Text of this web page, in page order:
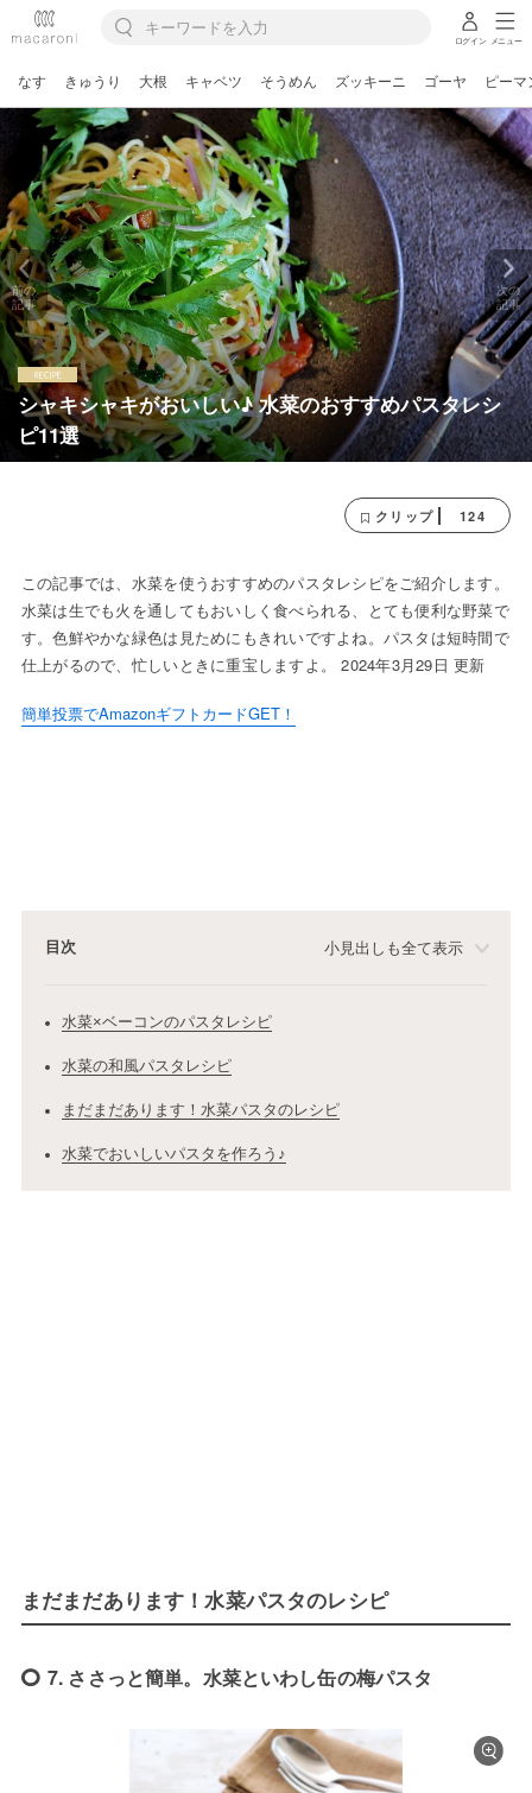
ログイン メニュー
なす きゅうり 大根 キャベツ そうめん ズッキーニ ゴーヤ ピーマ
シャキシャキがおいしい♪ 水菜のおすすめパスタレシ
ピ11選
前の
記事
次の
記事
クリップ 124
この記事では、水菜を使うおすすめのパスタレシピをご紹介します。
水菜は生でも火を通してもおいしく食べられる、とても便利な野菜で
す。色鮮やかな緑色は見ためにもきれいですよね。パスタは短時間で
仕上がるので、忙しいときに重宝しますよ。 2024年3月29日 更新
簡単投票でAmazonギフトカードGET！
目次 小見出しも全て表示
水菜×ベーコンのパスタレシピ
水菜の和風パスタレシピ
まだまだあります！水菜パスタのレシピ
水菜でおいしいパスタを作ろう♪
まだまだあります！水菜パスタのレシピ
7. ささっと簡単。水菜といわし缶の梅パスタ